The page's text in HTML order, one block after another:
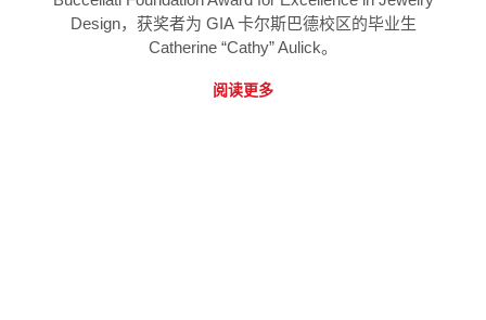
Design，获奖者为 GIA 卡尔斯巴德校区的毕业生
Catherine “Cathy” Aulick。
阅读更多